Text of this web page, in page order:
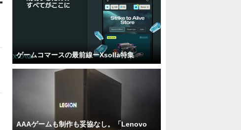
ゲームコマースの最前線ーXsolla特集
AAAゲームも制作も妥協なし。「Lenovo